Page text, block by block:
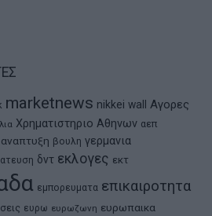
marketnews nikkei wall
Αγορες
Χρηματιστηριο Αθηνων αεπ
αναπτυξη βουλη γερμανια
δντ εκλογες εκτ
εμπορευματα επικαιροτητα
ευρω ευρωζωνη ευρωπαικα